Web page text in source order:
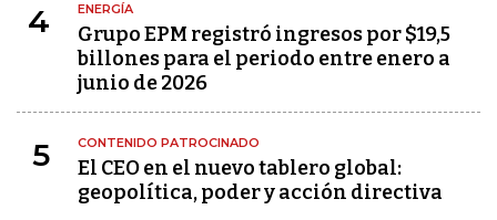
4 ENERGÍA
Grupo EPM registró ingresos por $19,5
billones para el periodo entre enero a
junio de 2026
5 CONTENIDO PATROCINADO
El CEO en el nuevo tablero global:
geopolítica, poder y acción directiva